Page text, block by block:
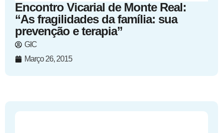
Encontro Vicarial de Monte Real:
“As fragilidades da família: sua
prevenção e terapia”
GIC
Março 26, 2015